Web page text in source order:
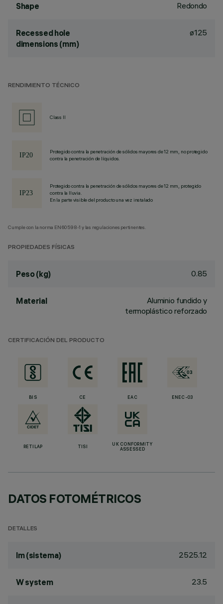
Shape Redondo
Recessed hole
dimensions (mm)
ø125
RENDIMIENTO TÉCNICO
Class II
Protegido contra la penetración de sólidos mayores de 12 mm, no protegido
contra la penetración de líquidos.
Protegido contra la penetración de sólidos mayores de 12 mm, protegido
contra la lluvia.
En la parte visible del producto una vez instalado
Cumple con la norma EN60598-1 y las regulaciones pertinentes.
PROPIEDADES FÍSICAS
Peso (kg) 0.85
Material
Aluminio fundido y
termoplástico reforzado
CERTIFICACIÓN DEL PRODUCTO
BIS CE EAC ENEC-03
RETILAP TISI
UK CONFORMITY
ASSESSED
DATOS FOTOMÉTRICOS
DETALLES
lm (sistema) 2525.12
W system 23.5